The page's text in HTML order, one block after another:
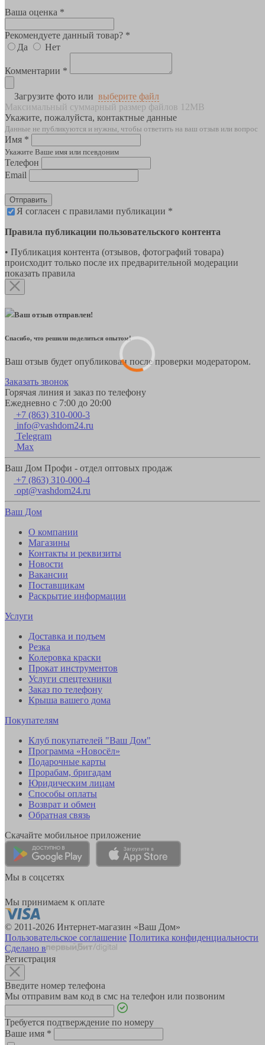
Ваша оценка *
Рекомендуете данный товар? *
Да
Нет
Комментарии *
Загрузите фото или выберите файл
Максимальный суммарный размер файлов 12MB
Укажите, пожалуйста, контактные данные
Данные не публикуются и нужны, чтобы ответить на ваш отзыв или вопрос
Имя *
Укажите Ваше имя или псевдоним
Телефон
Email
Отправить
Я согласен с правилами публикации *
Правила публикации пользовательского контента
• Публикация контента (отзывов, фотографий товара)
происходит только после их предварительной модерации
показать правила
Ваш отзыв отправлен!
Спасибо, что решили поделиться опытом!
Ваш отзыв будет опубликован после проверки модератором.
Заказать звонок
Горячая линия и заказ по телефону
Ежедневно с 7:00 до 20:00
+7 (863) 310-000-3
info@vashdom24.ru
Telegram
Max
Ваш Дом Профи - отдел оптовых продаж
+7 (863) 310-000-4
opt@vashdom24.ru
Ваш Дом
О компании
Магазины
Контакты и реквизиты
Новости
Вакансии
Поставщикам
Раскрытие информации
Услуги
Доставка и подъем
Резка
Колеровка краски
Прокат инструментов
Услуги спецтехники
Заказ по телефону
Крыша вашего дома
Покупателям
Клуб покупателей "Ваш Дом"
Программа «Новосёл»
Подарочные карты
Прорабам, бригадам
Юридическим лицам
Способы оплаты
Возврат и обмен
Обратная связь
Скачайте мобильное приложение
Мы в соцсетях
Мы принимаем к оплате
© 2011-2026 Интернет-магазин «Ваш Дом»
Пользовательское соглашение Политика конфиденциальности
Сделано в
Регистрация
Введите номер телефона
Мы отправим вам код в смс на телефон или позвоним
Требуется подтверждение по номеру
Ваше имя *